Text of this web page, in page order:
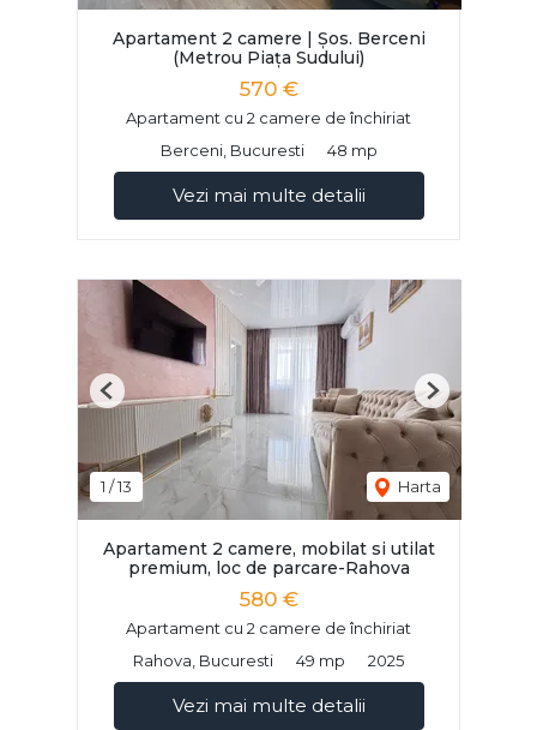
Apartament 2 camere | Șos. Berceni
(Metrou Piața Sudului)
570 €
Apartament cu 2 camere de închiriat
Berceni, Bucuresti
48 mp
Vezi mai multe detalii
1 /13 Harta
Previous Next
Apartament 2 camere, mobilat si utilat
premium, loc de parcare-Rahova
580 €
Apartament cu 2 camere de închiriat
Rahova, Bucuresti
49 mp 2025
Vezi mai multe detalii